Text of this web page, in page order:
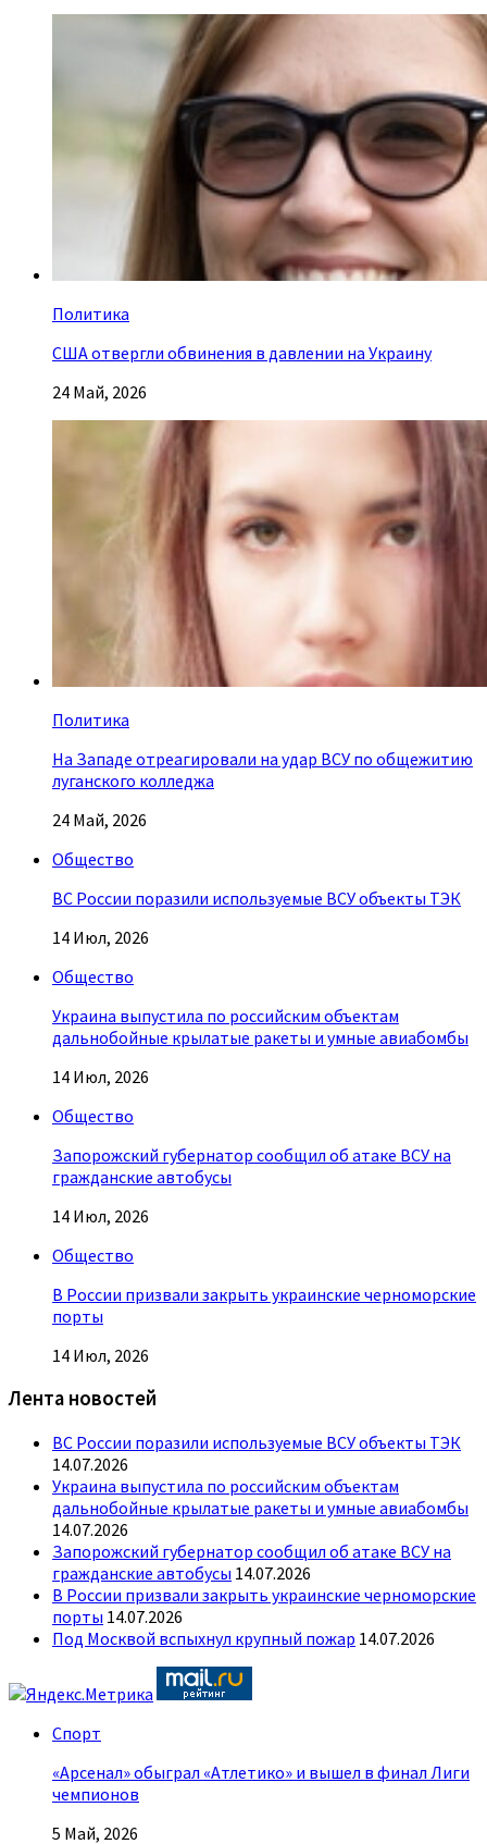
Политика
США отвергли обвинения в давлении на Украину
24 Май, 2026
Политика
На Западе отреагировали на удар ВСУ по общежитию
луганского колледжа
24 Май, 2026
Общество
ВС России поразили используемые ВСУ объекты ТЭК
14 Июл, 2026
Общество
Украина выпустила по российским объектам
дальнобойные крылатые ракеты и умные авиабомбы
14 Июл, 2026
Общество
Запорожский губернатор сообщил об атаке ВСУ на
гражданские автобусы
14 Июл, 2026
Общество
В России призвали закрыть украинские черноморские
порты
14 Июл, 2026
Лента новостей
ВС России поразили используемые ВСУ объекты ТЭК
14.07.2026
Украина выпустила по российским объектам
дальнобойные крылатые ракеты и умные авиабомбы
14.07.2026
Запорожский губернатор сообщил об атаке ВСУ на
гражданские автобусы 14.07.2026
В России призвали закрыть украинские черноморские
порты 14.07.2026
Под Москвой вспыхнул крупный пожар 14.07.2026
Спорт
«Арсенал» обыграл «Атлетико» и вышел в финал Лиги
чемпионов
5 Май, 2026